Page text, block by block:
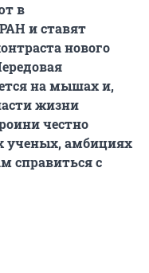
в
и ставят
нового
на мышах и,
жизни
честно
ученых, амбициях
справиться с